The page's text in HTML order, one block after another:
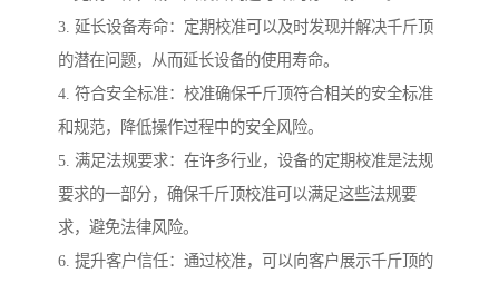
3. 延长设备寿命：定期校准可以及时发现并解决千斤顶
的潜在问题，从而延长设备的使用寿命。
4. 符合安全标准：校准确保千斤顶符合相关的安全标准
和规范，降低操作过程中的安全风险。
5. 满足法规要求：在许多行业，设备的定期校准是法规
要求的一部分，确保千斤顶校准可以满足这些法规要
求，避免法律风险。
6. 提升客户信任：通过校准，可以向客户展示千斤顶的